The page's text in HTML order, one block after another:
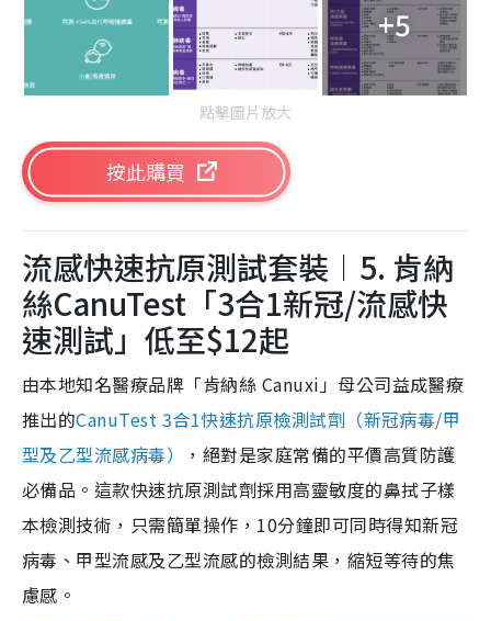
+5
點擊圖片放大
按此購買
流感快速抗原測試套裝︱5. 肯納
絲CanuTest「3合1新冠/流感快
速測試」低至$12起
由本地知名醫療品牌「肯納絲 Canuxi」母公司益成醫療
推出的CanuTest 3合1快速抗原檢測試劑（新冠病毒/甲
型及乙型流感病毒）
，絕對是家庭常備的平價高質防護
必備品。這款快速抗原測試劑採用高靈敏度的鼻拭子樣
本檢測技術，只需簡單操作，10分鐘即可同時得知新冠
病毒、甲型流感及乙型流感的檢測結果，縮短等待的焦
慮感。